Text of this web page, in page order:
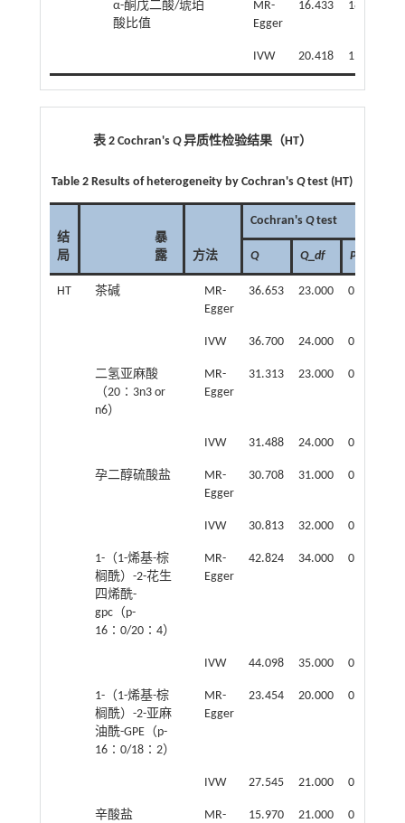
α-酮戊二酸/琥珀
酸比值
MR-
Egger
16.433 18.000
IVW 20.418 19.000
表 2 Cochran's Q异质性检验结果（ HT）
Table 2 Results of heterogeneity by Cochran'sQtest (HT)
结
局
暴
露
方法
Cochran's Qtest
Q Q_ df P
HT 茶碱
MR-
Egger
36.653 23.000 0.035
IVW 36.700 24.000 0.047
二氢亚麻酸
（20∶3n3 or
n6）
MR-
Egger
31.313 23.000 0.115
IVW 31.488 24.000 0.140
孕二醇硫酸盐
MR-
Egger
30.708 31.000 0.481
IVW 30.813 32.000 0.527
1-（1-烯基-棕
榈酰）-2-花生
四烯酰-
gpc（p-
16∶0/20∶4）
MR-
Egger
42.824 34.000 0.143
IVW 44.098 35.000 0.139
1-（1-烯基-棕
榈酰）-2-亚麻
油酰-GPE（p-
16∶0/18∶2）
MR-
Egger
23.454 20.000 0.267
IVW 27.545 21.000 0.154
辛酸盐
MR-
15.970 21.000 0.771